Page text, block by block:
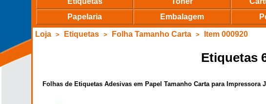
Papelaria
Embalagem
Loja > Etiquetas > Folha Tamanho Carta > Item 000920
Etiquetas
Folhas de Etiquetas Adesivas em Papel Tamanho Carta para